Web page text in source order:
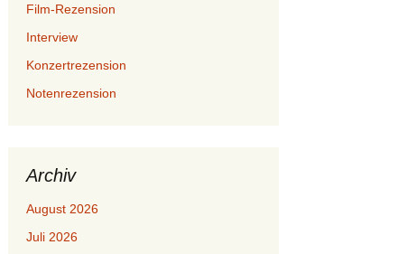
Film-Rezension
Interview
Konzertrezension
Notenrezension
Archiv
August 2026
Juli 2026